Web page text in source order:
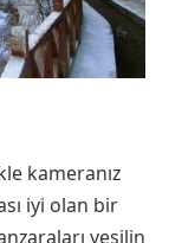
kameranız
iyi olan bir
yeşilin